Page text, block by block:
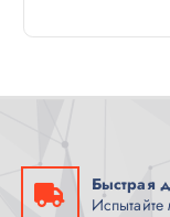
Быстрая